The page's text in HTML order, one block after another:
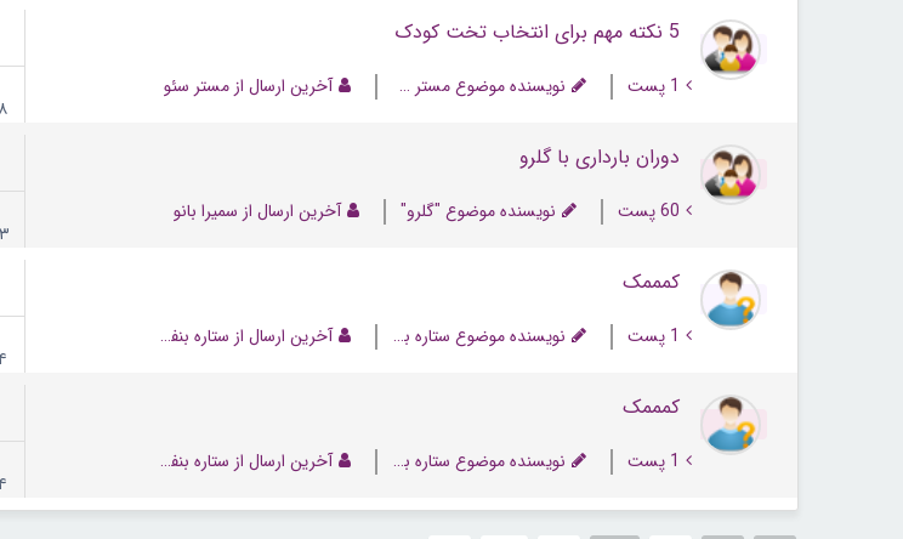
5 نکته مهم برای انتخاب تخت کودک
1 پست نویسنده موضوع مستر سئو آخرین ارسال از مستر سئو
دوران بارداری با گلرو
60 پست نویسنده موضوع "گلرو" آخرین ارسال از سمیرا بانو
کمممک
1 پست نویسنده موضوع ستاره بنفش آخرین ارسال از ستاره بنفش
کمممک
1 پست نویسنده موضوع ستاره بنفش آخرین ارسال از ستاره بنفش